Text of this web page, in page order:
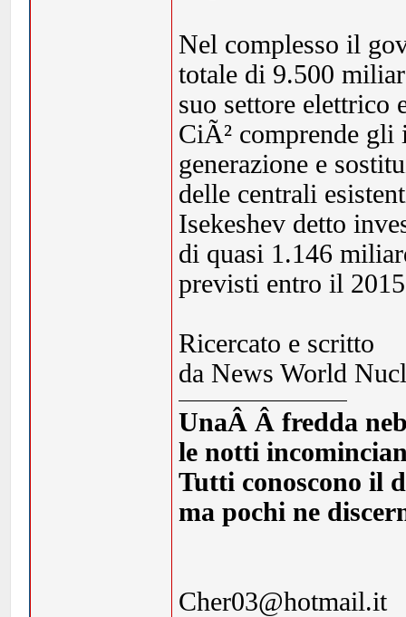
Nel complesso il
totale di 9.500
suo settore elettrico
CiÃ² comprende
generazione e
delle centrali
Isekeshev detto
di quasi 1.146
previsti entro il
Ricercato e scritto
da News World
UnaÂ Â fredda
le notti
Tutti conoscono il
ma pochi ne
Cher03@hotmail.it